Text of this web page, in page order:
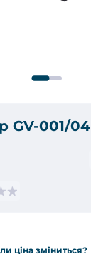
GV-001/04
ціна зміниться?